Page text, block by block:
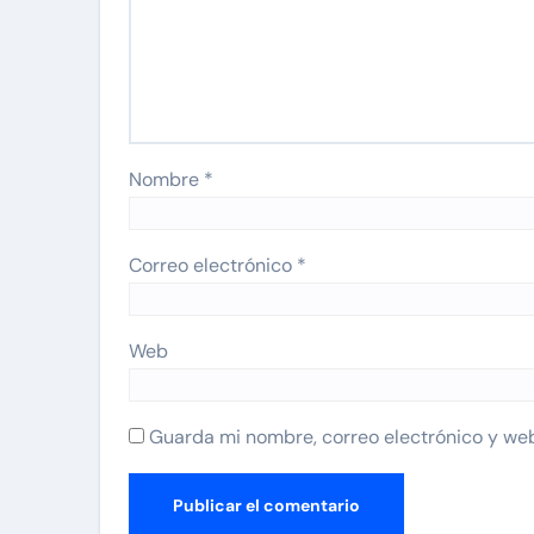
Nombre *
Correo electrónico *
Web
Guarda mi nombre, correo electrónico y